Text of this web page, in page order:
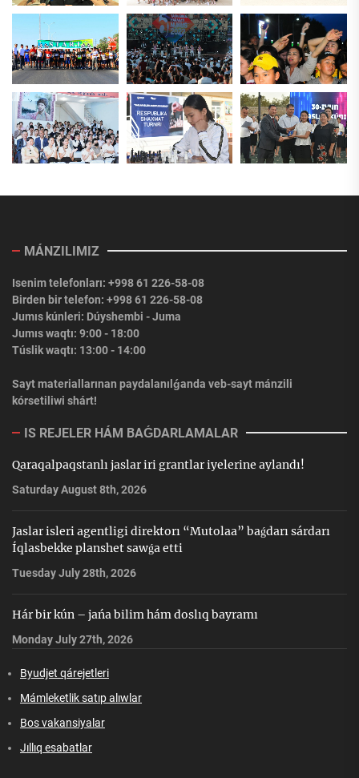
MÁNZILIMIZ
Isenim telefonları: +998 61 226-58-08
Birden bir telefon: +998 61 226-58-08
Jumıs kúnleri: Dúyshembi - Juma
Jumıs waqtı: 9:00 - 18:00
Túslik waqtı: 13:00 - 14:00
Sayt materiallarınan paydalanılǵanda veb-sayt mánzili
kórsetiliwi shárt!
IS REJELER HÁM BAǴDARLAMALAR
Qaraqalpaqstanlı jaslar iri grantlar iyelerine aylandı!
Saturday August 8th, 2026
Jaslar isleri agentligi direktorı “Mutolaa” baǵdarı sárdarı
Íqlasbekke planshet sawǵa etti
Tuesday July 28th, 2026
Hár bir kún – jańa bilim hám doslıq bayramı
Monday July 27th, 2026
Byudjet qárejetleri
Mámleketlik satıp alıwlar
Bos vakansiyalar
Jıllıq esabatlar